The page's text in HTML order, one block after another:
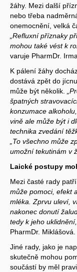
žáhy. Mezi další
nebo třeba
onemocnění, velká
„Refluxní příznaky
mohou také vést k
varuje PharmDr.
K pálení žáhy
dostává zpět do
může být několik.
špatných
konzumace
vině ale může být i
technika zvedání
„To všechno může
umožní tekutinám v
Laické postupy
Mezi časté rady
může pomoci, efekt
mléka. Zprvu uleví,
nakonec donutí
tedy k jeho
PharmDr. Miklášová.
Jiné rady, jako je
skutečně mohou
součástí by měl